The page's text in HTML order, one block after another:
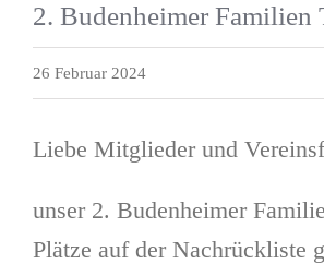
2. Budenheimer
26 Februar 2024
Liebe Mitglieder und
unser 2. Budenheimer
Plätze auf der Nachrückliste